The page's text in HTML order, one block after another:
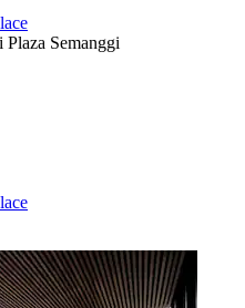
Semanggi